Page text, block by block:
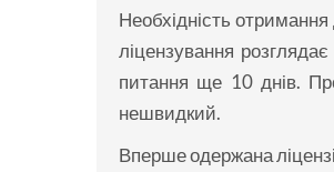
Необхідність
ліцензування
питання ще 10 днів.
нешвидкий.
Вперше одержана